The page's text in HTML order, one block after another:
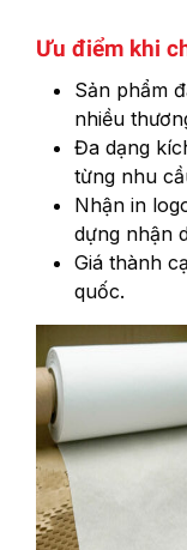
Ưu điểm khi
Sản phẩm
nhiều
Đa dạng
từng nhu
Nhận in
dựng nhận
Giá thành
quốc.